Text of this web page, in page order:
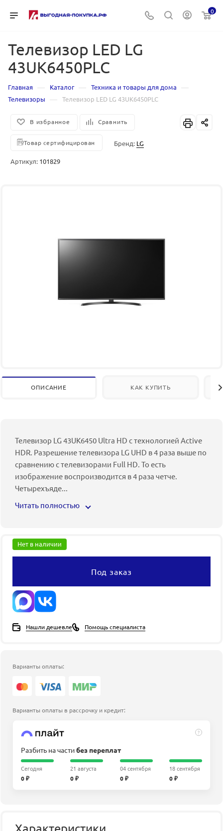
0
Телевизор LED LG
43UK6450PLC
Главная — Каталог — Техника и товары для дома —
Телевизоры — Телевизор LED LG 43UK6450PLC
В избранное Сравнить
Товар сертифицирован Бренд: LG
Артикул: 101829
ОПИСАНИЕ КАК КУПИТЬ
Телевизор LG 43UK6450 Ultra HD с технологией Active
HDR. Разрешение телевизора LG UHD в 4 раза выше по
сравнению с телевизорами Full HD. То есть
изображение воспроизводится в 4 раза четче.
Четырехъяде...
Читать полностью
Нет в наличии
Под заказ
Нашли дешевле Помощь специалиста
Варианты оплаты:
Варианты оплаты в рассрочку и кредит:
?
Разбить на частибез переплат
Сегодня
0 ₽
21 августа
0 ₽
04 сентября
0 ₽
18 сентября
0 ₽